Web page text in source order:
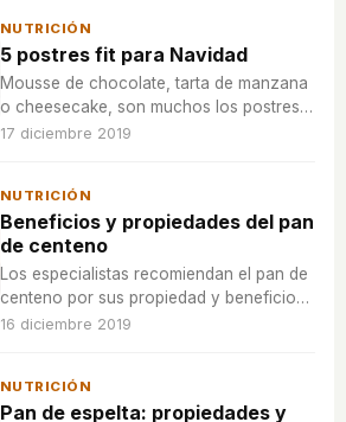
NUTRICIÓN
5 postres fit para Navidad
Mousse de chocolate, tarta de manzana
o cheesecake, son muchos los postres
que se pueden versionar para conseguir
17 diciembre 2019
NUTRICIÓN
Beneficios y propiedades del pan
de centeno
Los especialistas recomiendan el pan de
centeno por sus propiedad y beneficios
para la salud del organismo.
16 diciembre 2019
NUTRICIÓN
Pan de espelta: propiedades y